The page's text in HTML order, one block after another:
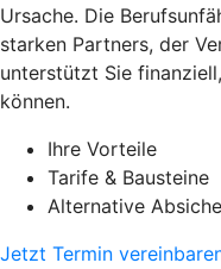
Ursache. Die
starken Partners, der
unterstützt Sie
können.
Ihre Vorteile
Tarife & Bausteine
Alternative
Jetzt Termin